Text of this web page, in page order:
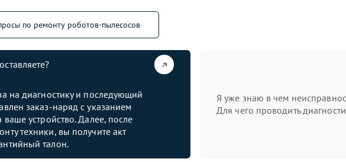
по ремонту роботов-пылесосов
на диагностику и последующий
заказ-наряд с указанием
ваше устройство. Далее, после
техники, вы получите акт
талон.
Я уже знаю в чем
Для чего проводить